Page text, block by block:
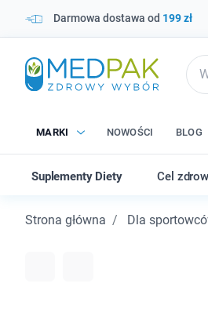
Darmowa dostawa od 199 zł
MARKI NOWOŚCI BLOG
Suplementy Diety Cel
Strona główna Dla